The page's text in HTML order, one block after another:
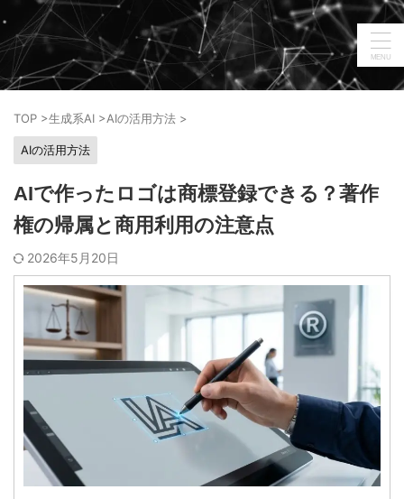
TOP >生成系AI >AIの活用方法 >
AIの活用方法
AIで作ったロゴは商標登録できる？著作
権の帰属と商用利用の注意点
2026年5月20日